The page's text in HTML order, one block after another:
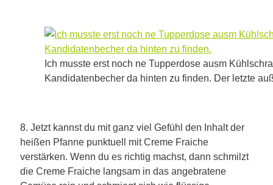
Ich musste erst noch ne Tupperdose ausm
Kandidatenbecher da hinten zu finden. Der letzte
8. Jetzt kannst du mit ganz viel Gefühl den Inhalt der
heißen Pfanne punktuell mit Creme Fraiche
verstärken. Wenn du es richtig machst, dann schmilzt
die Creme Fraiche langsam in das angebratene